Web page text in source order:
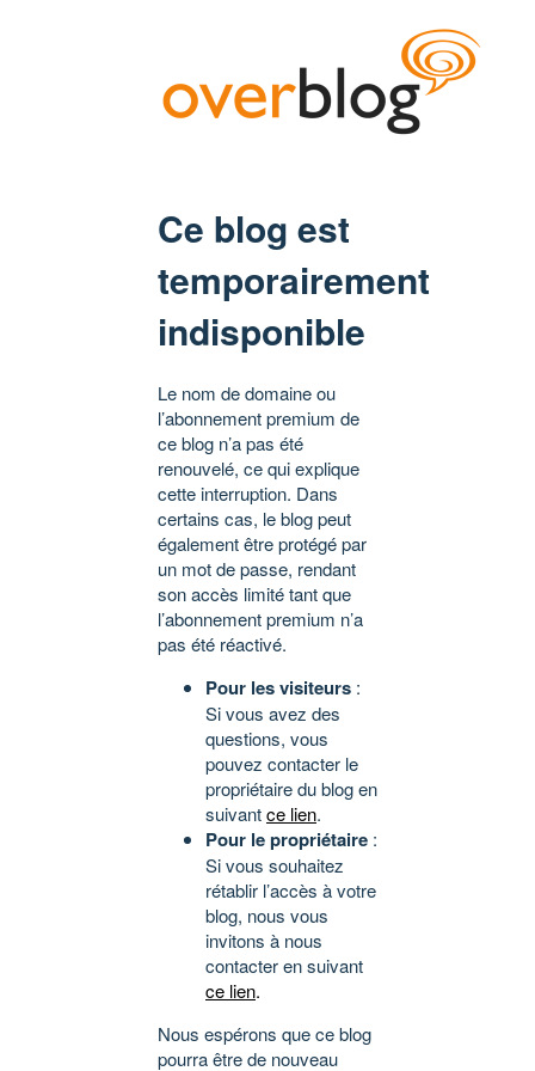
Ce blog est
temporairement
indisponible
Le nom de domaine ou
l’abonnement premium de
ce blog n’a pas été
renouvelé, ce qui explique
cette interruption. Dans
certains cas, le blog peut
également être protégé par
un mot de passe, rendant
son accès limité tant que
l’abonnement premium n’a
pas été réactivé.
Pour les visiteurs :
Si vous avez des
questions, vous
pouvez contacter le
propriétaire du blog en
suivantce lien.
Pour le propriétaire :
Si vous souhaitez
rétablir l’accès à votre
blog, nous vous
invitons à nous
contacter en suivant
ce lien.
Nous espérons que ce blog
pourra être de nouveau